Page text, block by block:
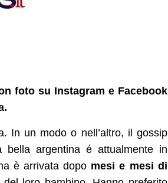
foto su Instagram e Facebook
In un modo o nell’altro, il gossip
bella argentina é attualmente in
è arrivata dopo mesi e mesi di